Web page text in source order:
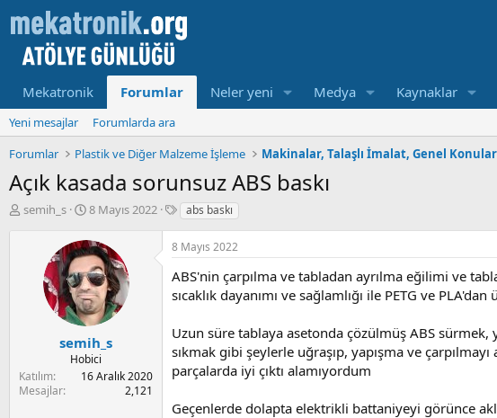
Mekatronik Forumlar Neler yeni Medya Kaynaklar
Yeni mesajlar
Forumlarda ara
Forumlar
Plastik ve Diğer Malzeme İşleme Makinalar, Talaşlı İmalat, Genel Konular
Açık kasada sorunsuz ABS baskı
K
a
t
semih_s
B
ş
l
a
m
a
t
a
r
i
8 Mayıs 2022
E
k
e
t
l
r
abs baskı
semih_s
Hobici
Katılım
16 Aralık 2020
Mesajlar
2,121
8 Mayıs 2022
ABS'nin çarpılma ve tabladan ayrılma eğilimi ve
sıcaklık dayanımı ve sağlamlığı ile PETG ve PLA'dan
Uzun süre tablaya asetonda çözülmüş ABS sürmek,
sıkmak gibi şeylerle uğraşıp, yapışma ve
parçalarda iyi çıktı alamıyordum
Geçenlerde dolapta elektrikli battaniyeyi görünce